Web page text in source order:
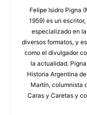
Felipe Isidro Pigna
1959) es un
especializado en
diversos formatos, y
como el divulgador
la actualidad.
Historia Argentina
Martín, columnista
Caras y Caretas y